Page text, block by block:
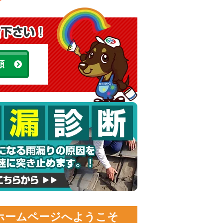
ームページへようこそ